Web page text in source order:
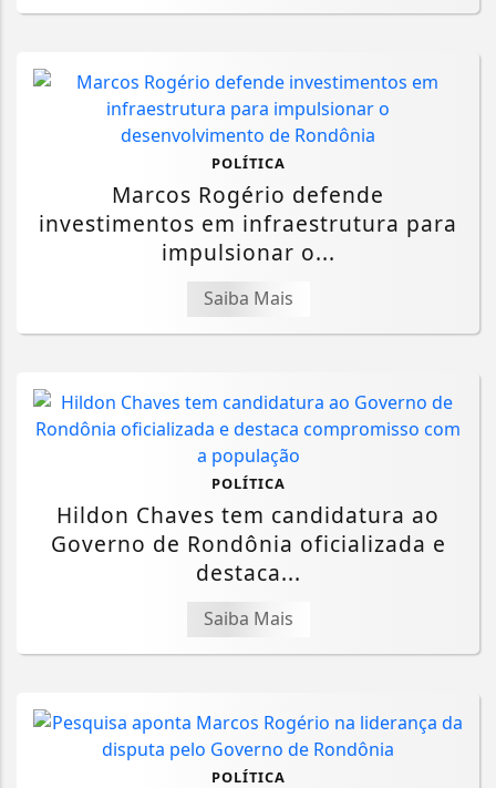
POLÍTICA
Marcos Rogério defende
investimentos em infraestrutura para
impulsionar o...
Saiba Mais
POLÍTICA
Hildon Chaves tem candidatura ao
Governo de Rondônia oficializada e
destaca...
Saiba Mais
POLÍTICA